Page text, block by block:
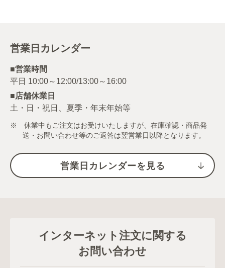
営業日カレンダー
■営業時間
■店舗休業日
土・日・祝日、夏季・年末年始等
※ 休業中もご注文はお受けいたしますが、在庫確認・商品発
送・お問い合わせ等のご返答は翌営業日以降となります。
営業日カレンダーを見る
インターネット注文に関する
お問い合わせ